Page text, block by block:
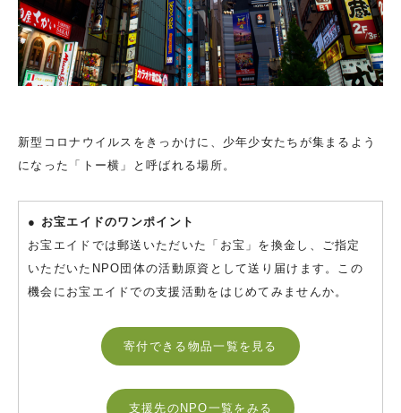
新型コロナウイルスをきっかけに、少年少女たちが集まるよう
になった「トー横」と呼ばれる場所。
● お宝エイドのワンポイント
お宝エイドでは郵送いただいた「お宝」を換金し、ご指定
いただいたNPO団体の活動原資として送り届けます。この
機会にお宝エイドでの支援活動をはじめてみませんか。
寄付できる物品一覧を見る
支援先のNPO一覧をみる